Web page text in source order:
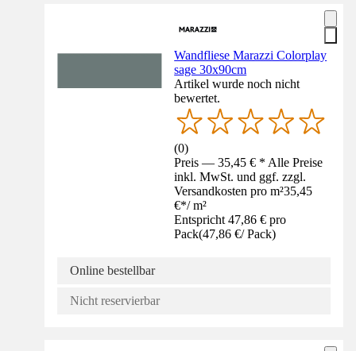
Wandfliese Marazzi Colorplay
sage 30x90cm
Artikel wurde noch nicht
bewertet.
(0)
Preis — 35,45 € * Alle Preise
inkl. MwSt. und ggf. zzgl.
Versandkosten pro m²35,45
€*/ m²
Entspricht 47,86 € pro
Pack(47,86 €/ Pack)
Online bestellbar
Nicht reservierbar